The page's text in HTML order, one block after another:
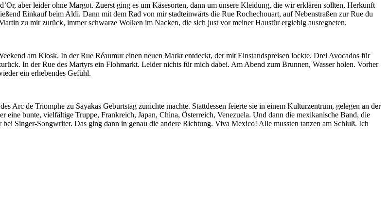
aber leider ohne Margot. Zuerst ging es um Käsesorten, dann um unsere Kleidung, die wir erklären sollten, Herkunft
Einkauf beim Aldi. Dann mit dem Rad von mir stadteinwärts die Rue Rochechouart, auf Nebenstraßen zur Rue du
zu mir zurück, immer schwarze Wolken im Nacken, die sich just vor meiner Haustür ergiebig ausregneten.
am Kiosk. In der Rue Réaumur einen neuen Markt entdeckt, der mit Einstandspreisen lockte. Drei Avocados für
In der Rue des Martyrs ein Flohmarkt. Leider nichts für mich dabei. Am Abend zum Brunnen, Wasser holen. Vorher
ein erhebendes Gefühl.
Arc de Triomphe zu Sayakas Geburtstag zunichte machte. Stattdessen feierte sie in einem Kulturzentrum, gelegen an der
bunte, vielfältige Truppe, Frankreich, Japan, China, Österreich, Venezuela. Und dann die mexikanische Band, die
Singer-Songwriter. Das ging dann in genau die andere Richtung. Viva Mexico! Alle mussten tanzen am Schluß. Ich